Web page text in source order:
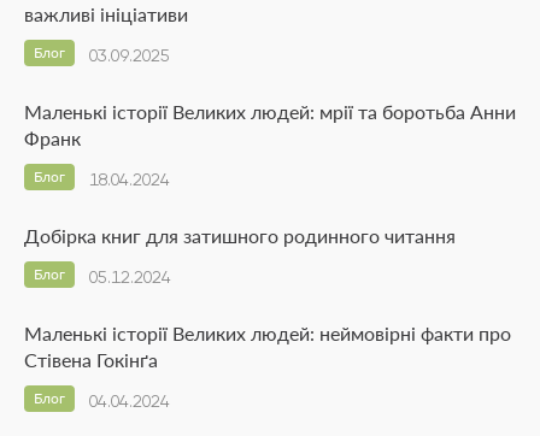
важливі ініціативи
03.09.2025
Блог
Маленькі історії Великих людей: мрії та боротьба Анни
Франк
18.04.2024
Блог
Добірка книг для затишного родинного читання
05.12.2024
Блог
Маленькі історії Великих людей: неймовірні факти про
Стівена Гокінґа
04.04.2024
Блог